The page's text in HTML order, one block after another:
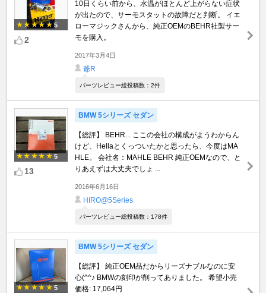
5
2
10日くらい前から、水温がほとんど上がらない症状
が出たので、サーモスタットの故障だと判断。 イエ
ローマジックさんから、純正OEMのBEHR社製サー
モを購入。
2017年3月4日
爺R
パーツレビュー総投稿数：2件
5
13
BMW 5シリーズ セダン
【総評】 BEHR... ここの会社の構成がようわからん
けど、Hellaとくっついたかと思ったら、今度はMA
HLE。 会社名：MAHLE BEHR 純正OEMなので、と
りあえずは大丈夫でしょ ...
2016年6月16日
HIRO@5Series
パーツレビュー総投稿数：178件
5
BMW 5シリーズ セダン
【総評】 純正OEM品だからリーズナブルなのに安
心(^^♪ BMWの刻印が削ってありました。 希望小売
価格: 17,064円